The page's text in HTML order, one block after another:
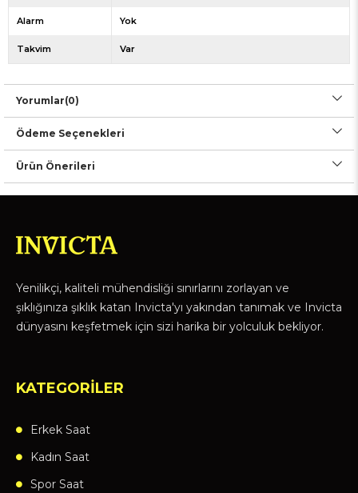
Alarm Yok
Takvim Var
Yorumlar(0)
Ödeme Seçenekleri
Ürün Önerileri
Yenilikçi, kaliteli mühendisliği sınırlarını zorlayan ve
şıklığınıza şıklık katan Invicta'yı yakından tanımak ve Invicta
dünyasını keşfetmek için sizi harika bir yolculuk bekliyor.
KATEGORİLER
Erkek Saat
Kadın Saat
Spor Saat